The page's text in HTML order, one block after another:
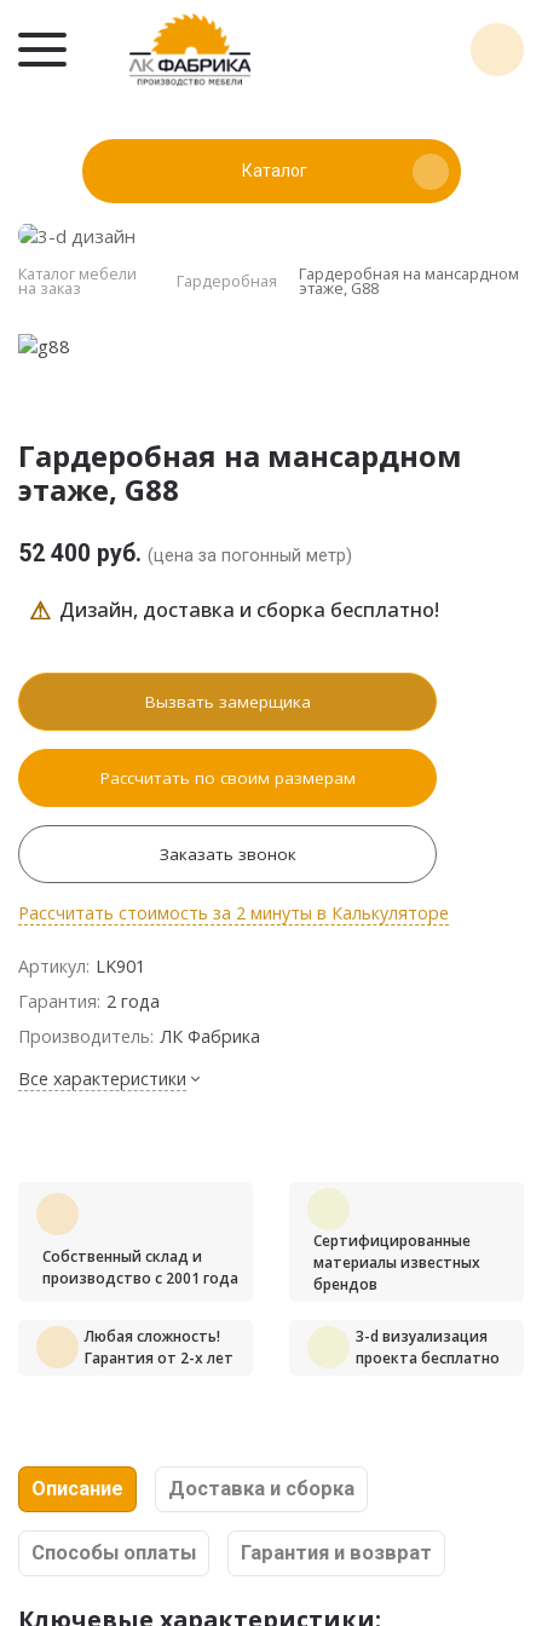
Каталог
Каталог мебели
на заказ Гардеробная Гардеробная на мансардном
этаже, G88
Гардеробная на мансардном
этаже, G88
52 400 руб. (цена за погонный метр)
⚠ Дизайн, доставка и сборка бесплатно!
Вызвать замерщика
Рассчитать по своим размерам
Заказать звонок
Рассчитать стоимость за 2 минуты в Калькуляторе
Артикул: LK901
Гарантия: 2 года
Производитель: ЛК Фабрика
Все характеристики
Собственный склад и
производство с 2001 года
Сертифицированные
материалы известных
брендов
Любая сложность!
Гарантия от 2-х лет
3-d визуализация
проекта бесплатно
Описание Доставка и сборка
Способы оплаты Гарантия и возврат
Ключевые характеристики: